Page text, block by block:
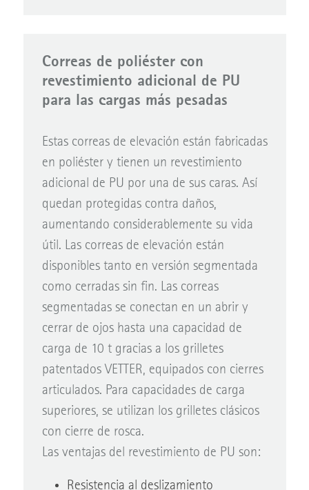
Correas de poliéster con
revestimiento adicional de PU
para las cargas más pesadas
Estas correas de elevación están fabricadas
en poliéster y tienen un revestimiento
adicional de PU por una de sus caras. Así
quedan protegidas contra daños,
aumentando considerablemente su vida
útil. Las correas de elevación están
disponibles tanto en versión segmentada
como cerradas sin fin. Las correas
segmentadas se conectan en un abrir y
cerrar de ojos hasta una capacidad de
carga de 10 t gracias a los grilletes
patentados VETTER, equipados con cierres
articulados. Para capacidades de carga
superiores, se utilizan los grilletes clásicos
con cierre de rosca.
Las ventajas del revestimiento de PU son:
Resistencia al deslizamiento